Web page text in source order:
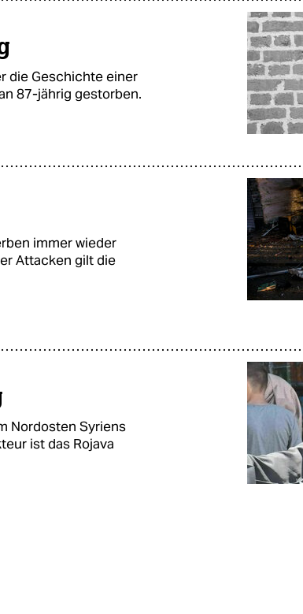
die Geschichte einer
87-jährig gestorben.
immer wieder
Attacken gilt die
Nordosten Syriens
ist das Rojava